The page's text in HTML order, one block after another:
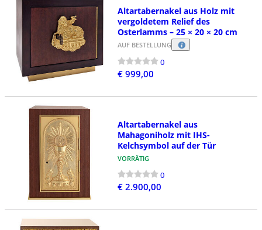
Altartabernakel aus Holz mit
vergoldetem Relief des
Osterlamms – 25 × 20 × 20 cm
AUF BESTELLUNG
0
€ 999,00
Altartabernakel aus
Mahagoniholz mit IHS-
Kelchsymbol auf der Tür
VORRÄTIG
0
€ 2.900,00